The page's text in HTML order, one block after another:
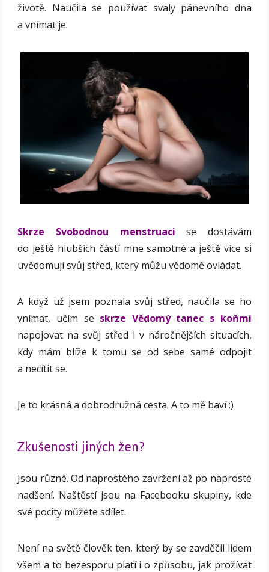
životě. Naučila se používat svaly pánevního dna
a vnímat je.
Skrze Svobodnou menstruaci se dostávám
do ještě hlubších částí mne samotné a ještě více si
uvědomuji svůj střed, který můžu vědomě ovládat.
A když už jsem poznala svůj střed, naučila se ho
vnímat, učím se skrze Vědomý tanec s koňmi
napojovat na svůj střed i v náročnějších situacích,
kdy mám blíže k tomu se od sebe samé odpojit
a necítit se.
Je to krásná a dobrodružná cesta. A to mě baví :)
Zkušenosti jiných žen?
Jsou různé. Od naprostého zavržení až po naprosté
nadšení. Naštěstí jsou na Facebooku skupiny, kde
své pocity můžete sdílet.
Není na světě člověk ten, který by se zavděčil lidem
všem a to bezesporu platí i o způsobu, jak prožívat